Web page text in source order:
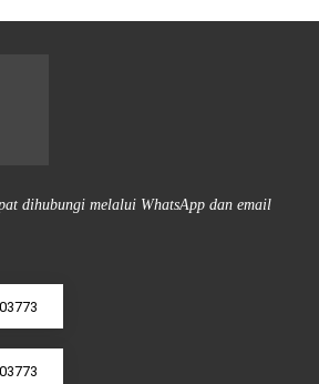
dihubungi melalui WhatsApp dan email